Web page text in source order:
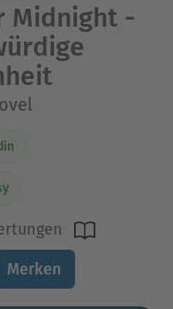
Midnight -
Merken